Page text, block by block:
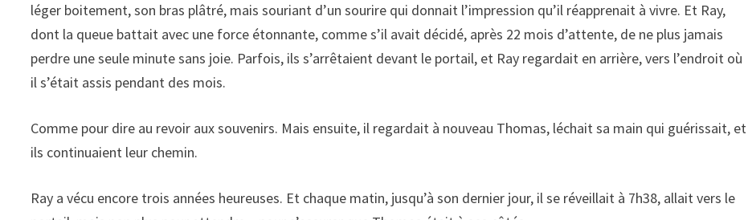
léger boitement, son bras plâtré, mais souriant d’un sourire qui donnait l’impression qu’il réapprenait à vivre. Et Ray,
dont la queue battait avec une force étonnante, comme s’il avait décidé, après 22 mois d’attente, de ne plus jamais
perdre une seule minute sans joie. Parfois, ils s’arrêtaient devant le portail, et Ray regardait en arrière, vers l’endroit où
il s’était assis pendant des mois.
Comme pour dire au revoir aux souvenirs. Mais ensuite, il regardait à nouveau Thomas, léchait sa main qui guérissait, et
ils continuaient leur chemin.
Ray a vécu encore trois années heureuses. Et chaque matin, jusqu’à son dernier jour, il se réveillait à 7h38, allait vers le